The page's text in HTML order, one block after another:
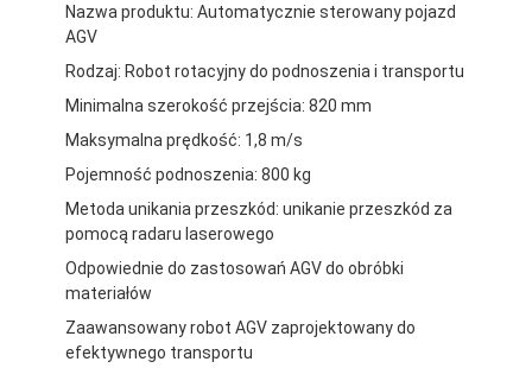
Skontaktuj się z nami
Aktualności
blog
Rozmawiaj teraz.
Automatycznie sterowany pojazd AGV
Nazwa produktu: Automatycznie sterowany pojazd
AGV
Rodzaj: Robot rotacyjny do podnoszenia i transportu
Minimalna szerokość przejścia: 820 mm
Maksymalna prędkość: 1,8 m/s
Pojemność podnoszenia: 800 kg
Metoda unikania przeszkód: unikanie przeszkód za
pomocą radaru laserowego
Odpowiednie do zastosowań AGV do obróbki
materiałów
Zaawansowany robot AGV zaprojektowany do
efektywnego transportu